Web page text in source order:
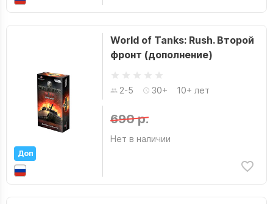
Доп
World of Tanks: Rush. Второй
фронт (дополнение)
2-5 30+ 10+ лет
690 р.
Нет в наличии